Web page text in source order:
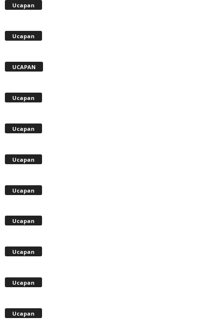
Ucapan
Ucapan
UCAPAN
Ucapan
Ucapan
Ucapan
Ucapan
Ucapan
Ucapan
Ucapan
Ucapan